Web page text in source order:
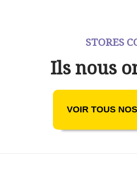
STORES
Ils nous
VOIR TOUS